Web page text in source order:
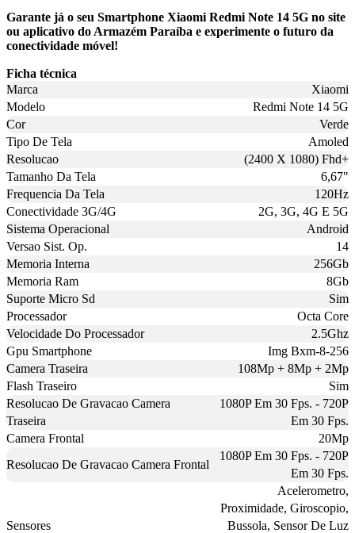
Garante já o seu Smartphone Xiaomi Redmi Note 14 5G no site
ou aplicativo do Armazém Paraíba e experimente o futuro da
conectividade móvel!
Ficha técnica
Marca
Xiaomi
Modelo
Redmi Note 14 5G
Cor
Verde
Tipo De Tela
Amoled
Resolucao
(2400 X 1080) Fhd+
Tamanho Da Tela
6,67"
Frequencia Da Tela
120Hz
Conectividade 3G/4G
2G, 3G, 4G E 5G
Sistema Operacional
Android
Versao Sist. Op.
14
Memoria Interna
256Gb
Memoria Ram
8Gb
Suporte Micro Sd
Sim
Processador
Octa Core
Velocidade Do Processador
2.5Ghz
Gpu Smartphone
Img Bxm-8-256
Camera Traseira
108Mp + 8Mp + 2Mp
Flash Traseiro
Sim
Resolucao De Gravacao Camera
Traseira
1080P Em 30 Fps. - 720P
Em 30 Fps.
Camera Frontal
20Mp
Resolucao De Gravacao Camera Frontal
1080P Em 30 Fps. - 720P
Em 30 Fps.
Sensores
Acelerometro,
Proximidade, Giroscopio,
Bussola, Sensor De Luz